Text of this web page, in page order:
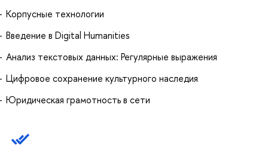
Корпусные технологии
Введение в Digital Humanities
Анализ текстовых данных: Регулярные выражения
Цифровое сохранение культурного наследия
Юридическая грамотность в сети